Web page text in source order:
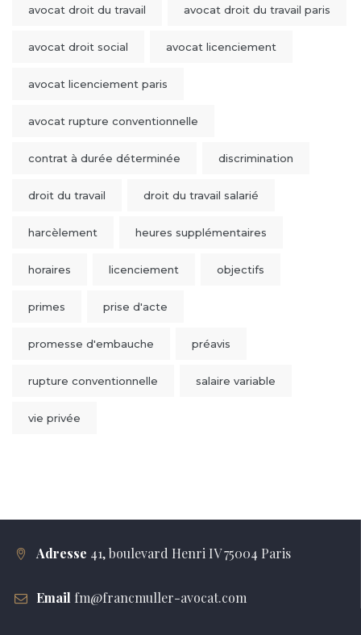
avocat droit du travail avocat droit du travail paris
avocat droit social avocat licenciement
avocat licenciement paris
avocat rupture conventionnelle
contrat à durée déterminée discrimination
droit du travail droit du travail salarié
harcèlement heures supplémentaires
horaires licenciement objectifs
primes prise d'acte
promesse d'embauche préavis
rupture conventionnelle salaire variable
vie privée
Adresse 41, boulevard Henri IV 75004 Paris
Email fm@francmuller-avocat.com